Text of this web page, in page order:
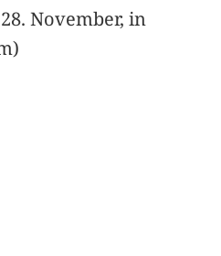
November, in